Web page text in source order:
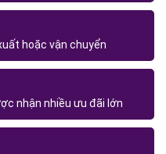
hoặc vận chuyển
nhận nhiều ưu đãi lớn